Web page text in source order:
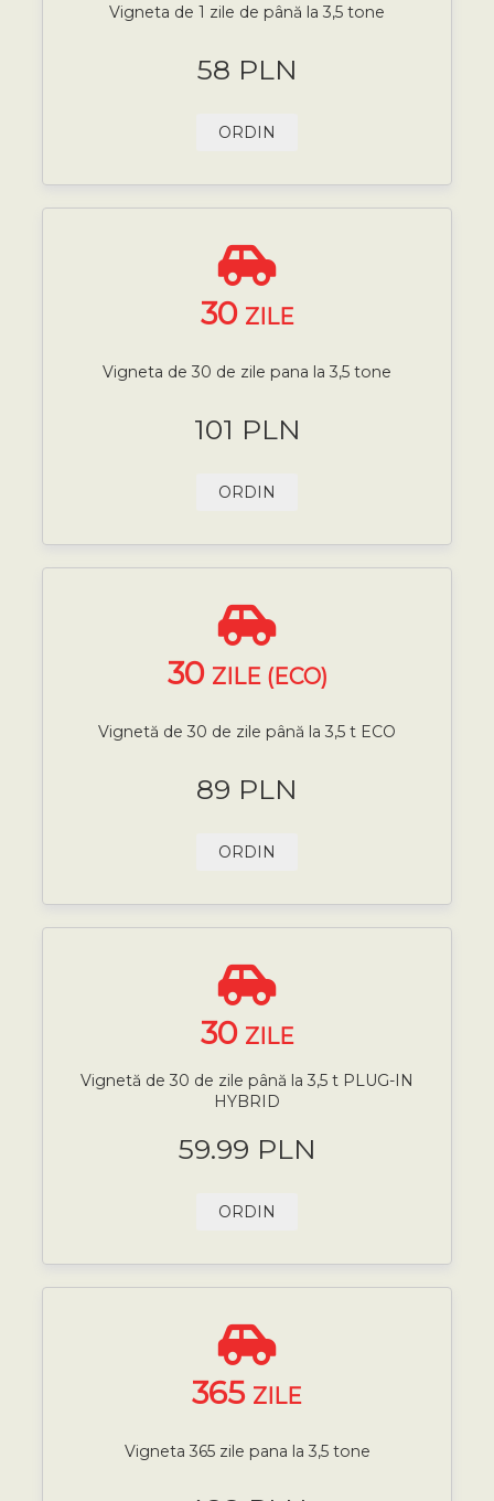
Vigneta de 1 zile de până la 3,5 tone
58 PLN
ORDIN
30 ZILE
Vigneta de 30 de zile pana la 3,5 tone
101 PLN
ORDIN
30 ZILE (ECO)
Vignetă de 30 de zile până la 3,5 t ECO
89 PLN
ORDIN
30 ZILE
Vignetă de 30 de zile până la 3,5 t PLUG-IN
HYBRID
59.99 PLN
ORDIN
365 ZILE
Vigneta 365 zile pana la 3,5 tone